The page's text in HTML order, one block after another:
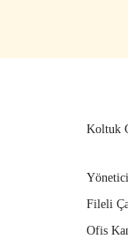
Koltuk
Fileli
Ofis